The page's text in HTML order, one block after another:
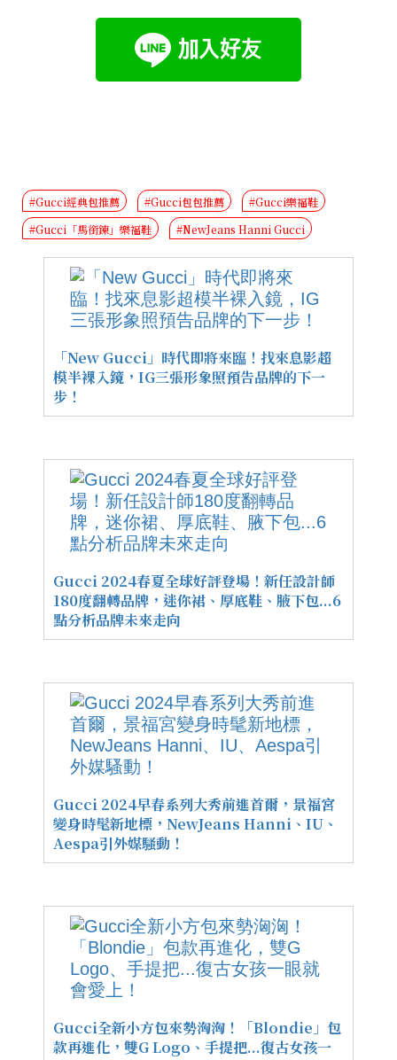
#Gucci經典包推薦 #Gucci包包推薦
#Gucci樂福鞋
#Gucci「馬銜鍊」樂福鞋
#NewJeans Hanni Gucci
「New Gucci」時代即將來臨！找來息影超
模半裸入鏡，IG三張形象照預告品牌的下一
步！
Gucci 2024春夏全球好評登場！新任設計師
180度翻轉品牌，迷你裙、厚底鞋、腋下包...6
點分析品牌未來走向
Gucci 2024早春系列大秀前進首爾，景福宮
變身時髦新地標，NewJeans Hanni、IU、
Aespa引外媒騷動！
Gucci全新小方包來勢洶洶！「Blondie」包
款再進化，雙G Logo、手提把...復古女孩一